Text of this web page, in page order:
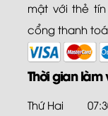
mật với thẻ
cổng thanh
Thời gian làm
Thứ Hai